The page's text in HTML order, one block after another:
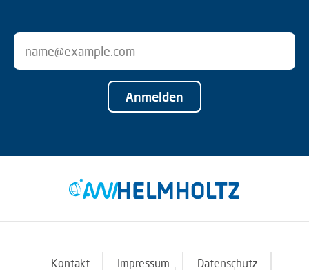
Anmelden
Kontakt Impressum Datenschutz